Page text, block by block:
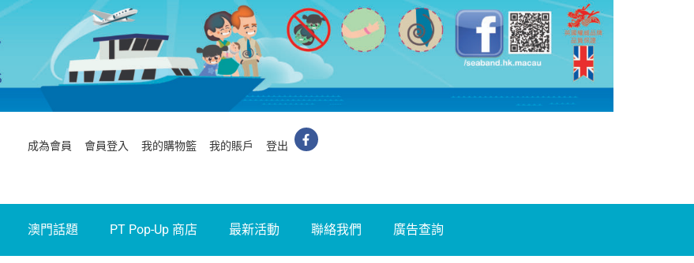
成為會員 會員登入 我的購物籃 我的賬戶 登出
澳門話題 PT Pop-Up 商店 最新活動 聯絡我們 廣告查詢